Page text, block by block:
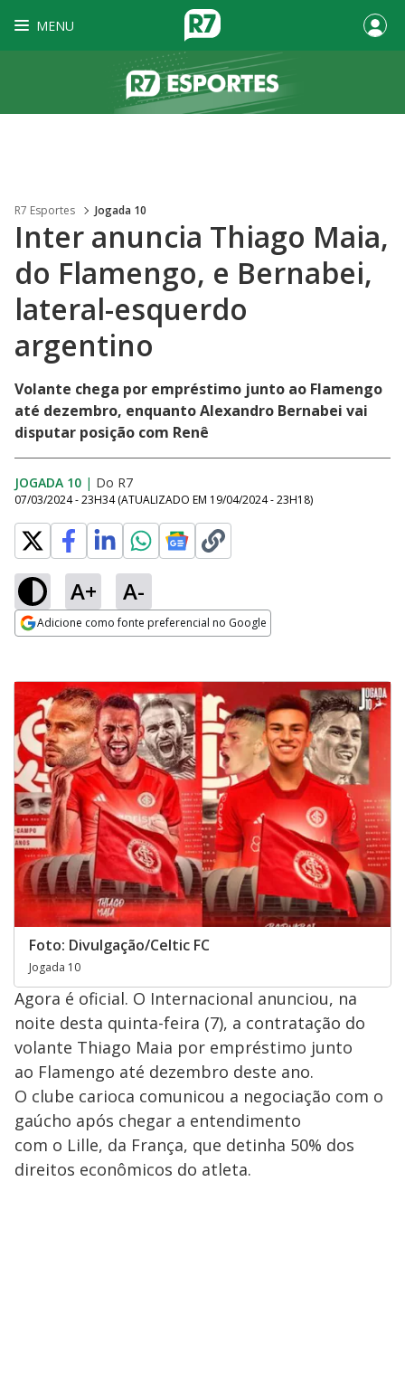
MENU
R7 Esportes Jogada 10
Inter anuncia Thiago Maia,
do Flamengo, e Bernabei,
lateral-esquerdo
argentino
Volante chega por empréstimo junto ao Flamengo
até dezembro, enquanto Alexandro Bernabei vai
disputar posição com Renê
JOGADA 10 | Do R7
07/03/2024 - 23H34 (ATUALIZADO EM 19/04/2024 - 23H18)
A+ A-
Adicione como fonte preferencial no Google
Foto: Divulgação/Celtic FC
Jogada 10
Agora é oficial. O Internacional anunciou, na
noite desta quinta-feira (7), a contratação do
volante Thiago Maia por empréstimo junto
ao Flamengo até dezembro deste ano.
O clube carioca comunicou a negociação com o
gaúcho após chegar a entendimento
com o Lille, da França, que detinha 50% dos
direitos econômicos do atleta.